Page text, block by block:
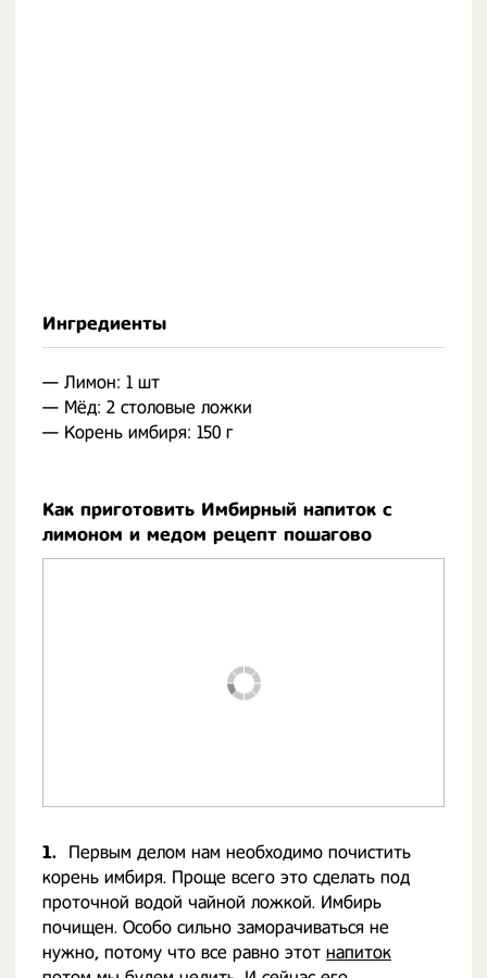
Ингредиенты
— Лимон: 1 шт
— Мёд: 2 столовые ложки
— Корень имбиря: 150 г
Как приготовить Имбирный напиток с
лимоном и медом рецепт пошагово
1.
Первым делом нам необходимо почистить
корень имбиря. Проще всего это сделать под
проточной водой чайной ложкой. Имбирь
почищен. Особо сильно заморачиваться не
нужно, потому что все равно этот напиток